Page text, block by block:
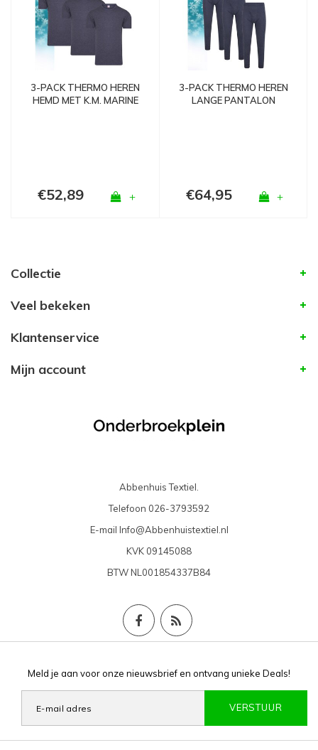
3-PACK THERMO HEREN
HEMD MET K.M. MARINE
€52,89 +
3-PACK THERMO HEREN
LANGE PANTALON
€64,95 +
Collectie
Veel bekeken
Klantenservice
Mijn account
Abbenhuis Textiel.
Telefoon 026-3793592
E-mail Info@Abbenhuistextiel.nl
KVK 09145088
BTWNL001854337B84
Meld je aan voor onze nieuwsbrief en ontvang unieke Deals!
VERSTUUR